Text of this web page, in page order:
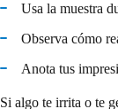
Usa la muestra
Observa cómo
Anota tus
Si algo te irrita o te